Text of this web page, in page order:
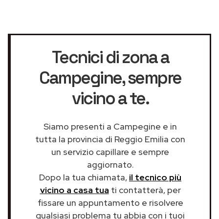
Tecnici di zona a
Campegine, sempre
vicino a te.
Siamo presenti a Campegine e in
tutta la provincia di Reggio Emilia con
un servizio capillare e sempre
aggiornato.
Dopo la tua chiamata, il tecnico più
vicino a casa tua ti contatterà, per
fissare un appuntamento e risolvere
qualsiasi problema tu abbia con i tuoi